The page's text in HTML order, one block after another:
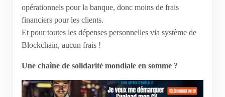
opérationnels pour la banque, donc moins de frais
financiers pour les clients.
Et pour toutes les dépenses personnelles via système de
Blockchain, aucun frais !
Une chaîne de solidarité mondiale en somme ?